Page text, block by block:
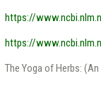
https://
https://
The Yoga of Herbs: